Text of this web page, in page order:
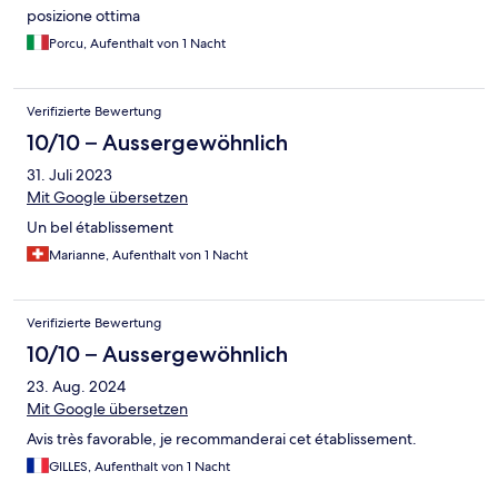
posizione ottima
Porcu, Aufenthalt von 1 Nacht
Verifizierte Bewertung
10/10 – Aussergewöhnlich
31. Juli 2023
Mit Google übersetzen
Un bel établissement
Marianne, Aufenthalt von 1 Nacht
Verifizierte Bewertung
10/10 – Aussergewöhnlich
23. Aug. 2024
Mit Google übersetzen
Avis très favorable, je recommanderai cet établissement.
GILLES, Aufenthalt von 1 Nacht